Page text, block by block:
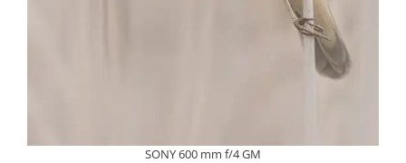
SONY 600 mm f/4 GM